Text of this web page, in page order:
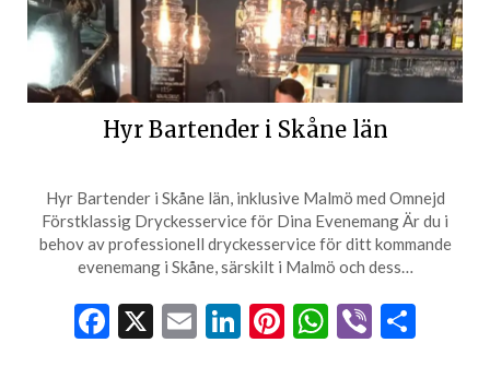
Hyr Bartender i Skåne län
Hyr Bartender i Skåne län, inklusive Malmö med Omnejd
Förstklassig Dryckesservice för Dina Evenemang Är du i
behov av professionell dryckesservice för ditt kommande
evenemang i Skåne, särskilt i Malmö och dess…
Facebook
X EmailLinkedIn
Pinterest
WhatsApp
Viber